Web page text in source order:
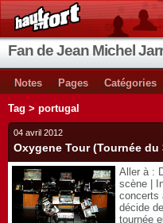
Notes Pages Catégories
Tag > portugal
04 avril 2012
Oxygene Tour (Tournée
Aller à :
scène |
concerts
décide
tournée